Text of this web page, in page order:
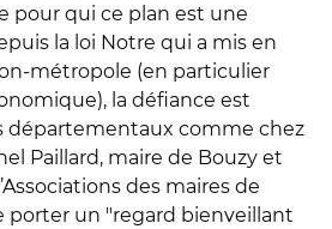
pour qui ce plan est une
la loi Notre qui a mis en
métropole (en particulier
la défiance est
départementaux comme chez
Paillard, maire de Bouzy et
des maires de
porter un "regard bienveillant